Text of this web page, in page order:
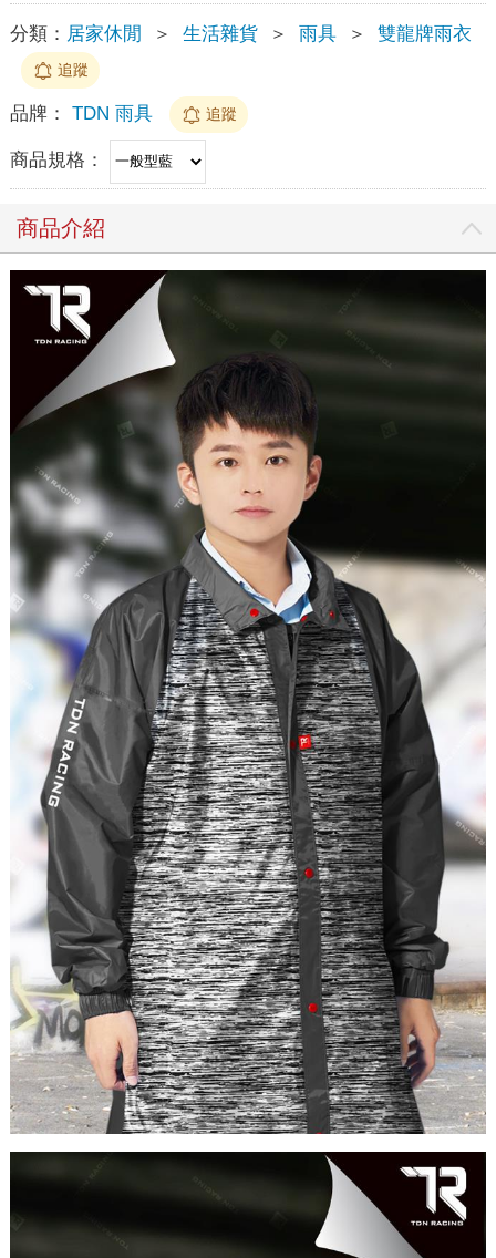
分類： 居家休閒 ＞ 生活雜貨 ＞ 雨具 ＞ 雙龍牌雨衣
追蹤
品牌： TDN 雨具 追蹤
商品規格：
商品介紹